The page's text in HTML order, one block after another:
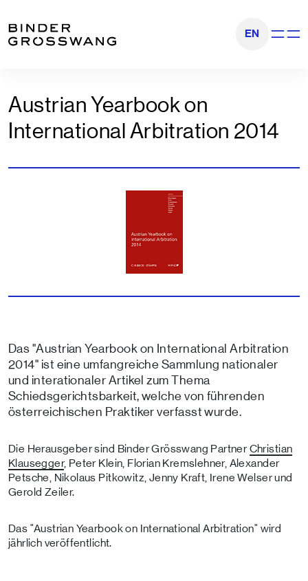
EN
Austrian Yearbook on
International Arbitration 2014
Das "Austrian Yearbook on International Arbitration
2014" ist eine umfangreiche Sammlung nationaler
und interationaler Artikel zum Thema
Schiedsgerichtsbarkeit, welche von führenden
österreichischen Praktiker verfasst wurde.
Die Herausgeber sind Binder Grösswang PartnerChristian
Klausegger, Peter Klein, Florian Kremslehner, Alexander
Petsche, Nikolaus Pitkowitz, Jenny Kraft, Irene Welser und
Gerold Zeiler.
Das "Austrian Yearbook on International Arbitration" wird
jährlich veröffentlicht.